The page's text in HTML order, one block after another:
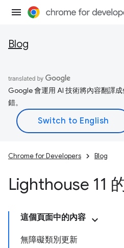
Blog
Google 會運用 AI 技術將內容翻譯
錯。
Chrome for Developers Blog
Lighthouse 11
這個頁面中的內容
無障礙類別更新